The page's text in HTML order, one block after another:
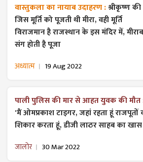
वास्तुकला का नायाब उदाहरण :श्रीकृष्ण की
जिस मूर्ति को पूजती थी मीरा, वही मूर्ति
विराजमान है राजस्थान के इस मंदिर में,
संग होती है पूजा
अध्यात्म 19 Aug 2022
पाली पुलिस की मार से आहत युवक की मौत
'मैं ओमप्रकाश टाइगर, जहां रहता हूं राजपूतों
शिकार करता हूं, डीजी लाठर साहब का
जालोर 30 Mar 2022